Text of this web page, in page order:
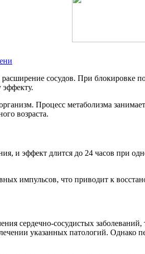
сосудов. При блокировке
эффекту.
Процесс метаболизма
возраста.
и эффект длится до 24 часов при
импульсов, что приводит к
сердечно-сосудистых
указанных патологий. Однако